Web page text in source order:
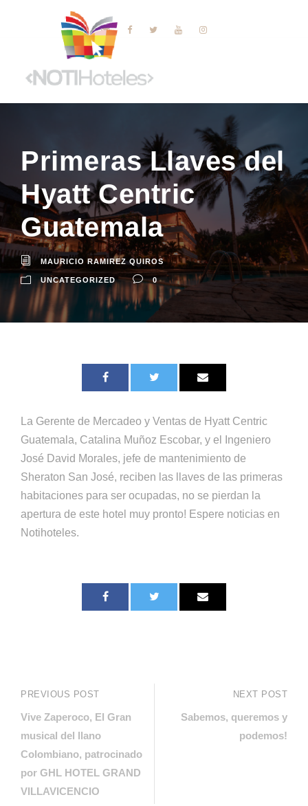
Primeras Llaves del
Hyatt Centric
Guatemala
MAURICIO RAMIREZ QUIROS
UNCATEGORIZED 0
La Gerente de Mercadeo y Ventas de Hyatt Centric
Guatemala, Catalina Muñoz Escobar, y el Ingeniero
José David Morales, jefe de mantenimiento de
Sheraton San José, reciben las llaves de las primeras
habitaciones para ser ocupadas, no se pierdan la
apertura de este hotel muy pronto! Espere noticias en
Notihoteles.
PREVIOUS POST
Vive Zaperoco, El Gran
musical del llano
Colombiano, patrocinado
por GHL HOTEL GRAND
VILLAVICENCIO
NEXT POST
Sabemos, queremos y
podemos!